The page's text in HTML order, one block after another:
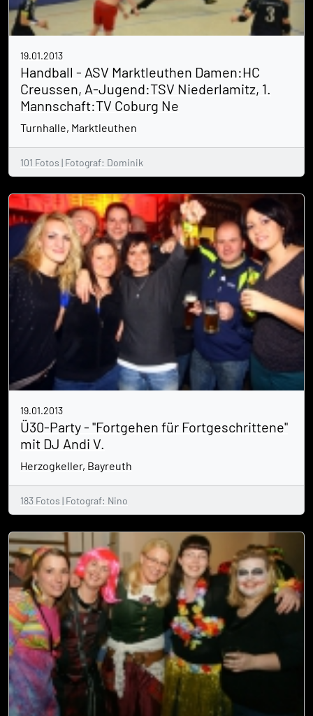
19.01.2013
Handball - ASV Marktleuthen Damen:HC
Creussen, A-Jugend:TSV Niederlamitz, 1.
Mannschaft:TV Coburg Ne
Turnhalle, Marktleuthen
101 Fotos | Fotograf: Dominik
19.01.2013
Ü30-Party - "Fortgehen für Fortgeschrittene"
mit DJ Andi V.
Herzogkeller, Bayreuth
183 Fotos | Fotograf: Nino